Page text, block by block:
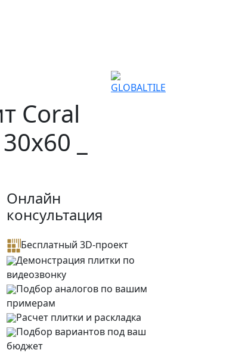
Coral
_
Онлайн
консультация
Бесплатный 3D-проект
Демонстрация плитки по
видеозвонку
Подбор аналогов по вашим
примерам
Расчет плитки и раскладка
Подбор вариантов под ваш
бюджет